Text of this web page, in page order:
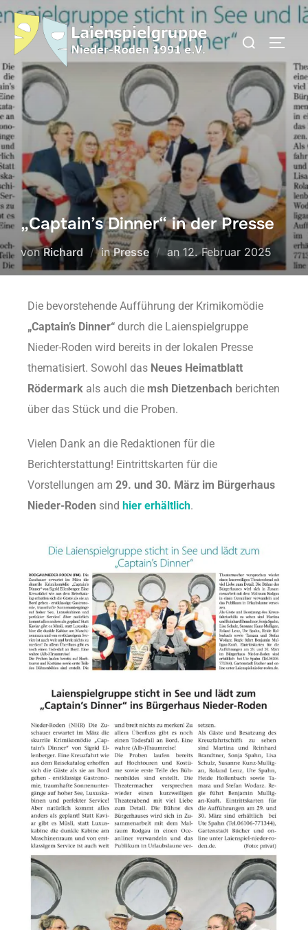
„Captain’s Dinner“ in der Presse
vonRichard inPresse an 12. Februar 2025
Die bevorstehende Aufführung der Krimikomödie
„Captain’s Dinner“ durch die Laienspielgruppe
Nieder-Roden wird bereits in der lokalen Presse
thematisiert. Sowohl das Neues Heimatblatt
Rödermark als auch die msh Dietzenbach berichten
über das Stück und die Proben.
Vielen Dank an die Redaktionen für die
Berichterstattung! Eintrittskarten für die
Vorstellungen am 29. und 30. März im Bürgerhaus
Nieder-Roden sind hier erhältlich.